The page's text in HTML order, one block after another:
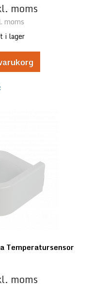
moms
moms
i lager
Temperatursensor
moms